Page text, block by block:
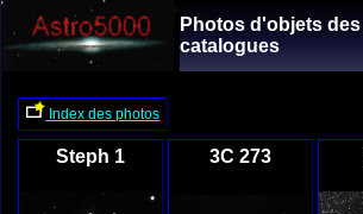
Photos d'objets
catalogues
Index des photos
Steph 1 3C 273